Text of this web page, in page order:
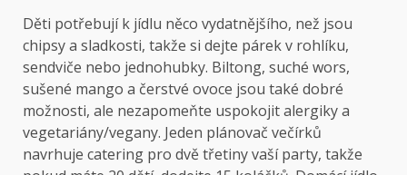
Děti potřebují k jídlu něco vydatnějšího, než jsou
chipsy a sladkosti, takže si dejte párek v rohlíku,
sendviče nebo jednohubky. Biltong, suché wors,
sušené mango a čerstvé ovoce jsou také dobré
možnosti, ale nezapomeňte uspokojit alergiky a
vegetariány/vegany. Jeden plánovač večírků
navrhuje catering pro dvě třetiny vaší party, takže